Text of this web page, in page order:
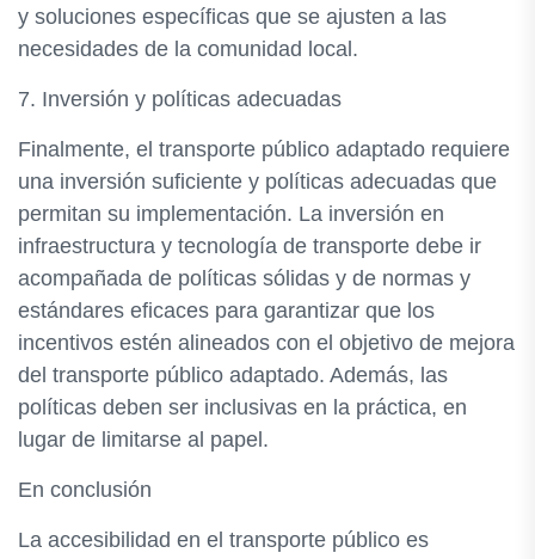
y soluciones específicas que se ajusten a las
necesidades de la comunidad local.
7. Inversión y políticas adecuadas
Finalmente, el transporte público adaptado requiere
una inversión suficiente y políticas adecuadas que
permitan su implementación. La inversión en
infraestructura y tecnología de transporte debe ir
acompañada de políticas sólidas y de normas y
estándares eficaces para garantizar que los
incentivos estén alineados con el objetivo de mejora
del transporte público adaptado. Además, las
políticas deben ser inclusivas en la práctica, en
lugar de limitarse al papel.
En conclusión
La accesibilidad en el transporte público es